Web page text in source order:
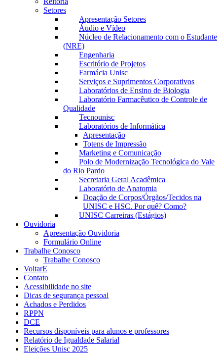
Setores
Apresentação Setores
Áudio e Vídeo
Núcleo de Relacionamento com o Estudante
(NRE)
Engenharia
Escritório de Projetos
Farmácia Unisc
Serviços e Suprimentos Corporativos
Laboratórios de Ensino de Biologia
Laboratório Farmacêutico de Controle de
Qualidade
Tecnounisc
Laboratórios de Informática
Apresentação
Totens de Impressão
Marketing e Comunicação
Polo de Modernização Tecnológica do Vale
do Rio Pardo
Secretaria Geral Acadêmica
Laboratório de Anatomia
Doação de Corpos/Órgãos/Tecidos na
UNISC e HSC. Por quê? Como?
UNISC Carreiras (Estágios)
Ouvidoria
Apresentação Ouvidoria
Formulário Online
Trabalhe Conosco
Trabalhe Conosco
VoltarE
Contato
Acessibilidade no site
Dicas de segurança pessoal
Achados e Perdidos
RPPN
DCE
Recursos disponíveis para alunos e professores
Relatório de Igualdade Salarial
Eleições Unisc 2025